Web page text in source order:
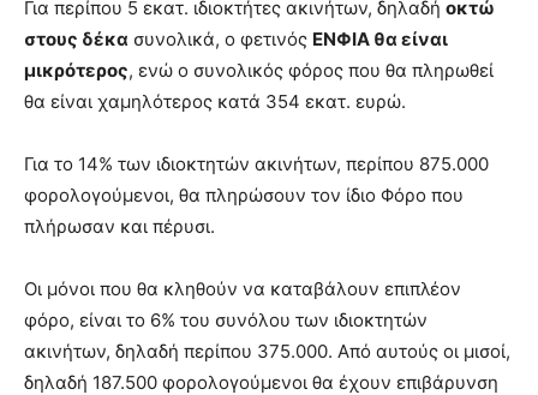
Για περίπου 5 εκατ. ιδιοκτήτες ακινήτων, δηλαδή οκτώ
στους δέκα συνολικά, ο φετινός ΕΝΦΙΑ θα είναι
μικρότερος, ενώ ο συνολικός φόρος που θα πληρωθεί
θα είναι χαμηλότερος κατά 354 εκατ. ευρώ.
Για το 14% των ιδιοκτητών ακινήτων, περίπου 875.000
φορολογούμενοι, θα πληρώσουν τον ίδιο Φόρο που
πλήρωσαν και πέρυσι.
Οι μόνοι που θα κληθούν να καταβάλουν επιπλέον
φόρο, είναι το 6% του συνόλου των ιδιοκτητών
ακινήτων, δηλαδή περίπου 375.000. Από αυτούς οι μισοί,
δηλαδή 187.500 φορολογούμενοι θα έχουν επιβάρυνση